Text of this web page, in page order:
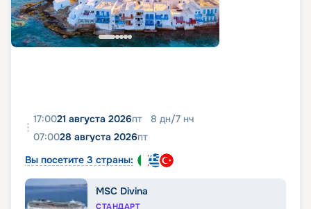
17:0021 августа 2026пт 8 дн/7 нч
07:0028 августа 2026пт
Вы посетите 3 страны:
MSC Divina
СТАНДАРТ